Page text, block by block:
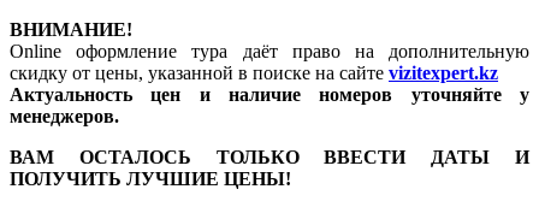
ВНИМАНИЕ!
Online оформление тура даёт право на дополнительную
скидку от цены, указанной в поиске на сайте vizitexpert.kz
Актуальность цен и наличие номеров уточняйте у
менеджеров.
ВАМ ОСТАЛОСЬ ТОЛЬКО ВВЕСТИ ДАТЫ И
ПОЛУЧИТЬ ЛУЧШИЕ ЦЕНЫ!